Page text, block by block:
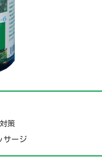
策
サージ